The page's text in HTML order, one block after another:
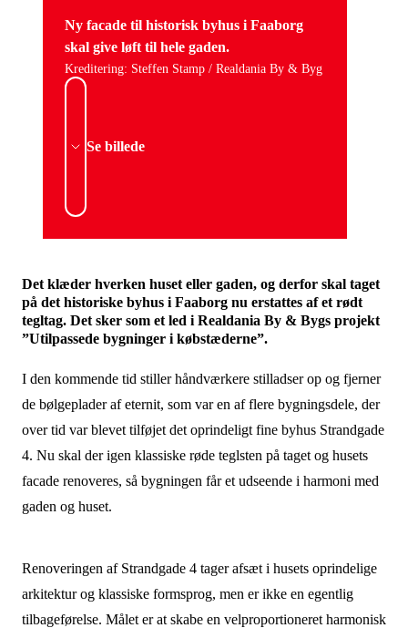
Ny facade til historisk byhus i Faaborg
skal give løft til hele gaden.
Kreditering: Steffen Stamp / Realdania By & Byg
Se billede
Det klæder hverken huset eller gaden, og derfor skal taget
på det historiske byhus i Faaborg nu erstattes af et rødt
tegltag. Det sker som et led i Realdania By & Bygs projekt
”Utilpassede bygninger i købstæderne”.
I den kommende tid stiller håndværkere stilladser op og fjerner
de bølgeplader af eternit, som var en af flere bygningsdele, der
over tid var blevet tilføjet det oprindeligt fine byhus Strandgade
4. Nu skal der igen klassiske røde teglsten på taget og husets
facade renoveres, så bygningen får et udseende i harmoni med
gaden og huset.
Renoveringen af Strandgade 4 tager afsæt i husets oprindelige
arkitektur og klassiske formsprog, men er ikke en egentlig
tilbageførelse. Målet er at skabe en velproportioneret harmonisk